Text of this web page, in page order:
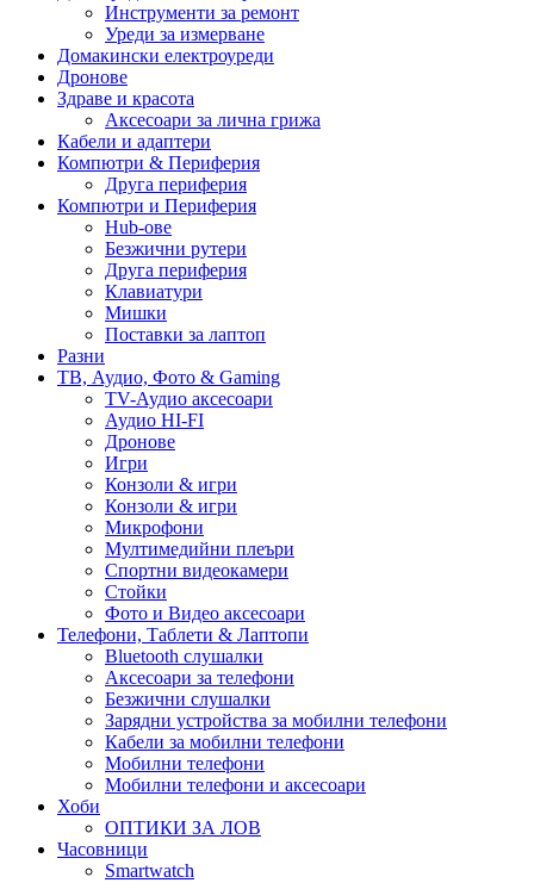
Инструменти за ремонт
Уреди за измерване
Домакински електроуреди
Дронове
Здраве и красота
Аксесоари за лична грижа
Кабели и адаптери
Компютри & Периферия
Друга периферия
Компютри и Периферия
Hub-ове
Безжични рутери
Друга периферия
Клавиатури
Мишки
Поставки за лаптоп
Разни
ТВ, Аудио, Фото & Gaming
TV-Аудио аксесоари
Аудио HI-FI
Дронове
Игри
Конзоли & игри
Конзоли & игри
Микрофони
Мултимедийни плеъри
Спортни видеокамери
Стойки
Фото и Видео аксесоари
Телефони, Таблети & Лаптопи
Bluetooth слушалки
Аксесоари за телефони
Безжични слушалки
Зарядни устройства за мобилни телефони
Кабели за мобилни телефони
Мобилни телефони
Мобилни телефони и аксесоари
Хоби
ОПТИКИ ЗА ЛОВ
Часовници
Smartwatch